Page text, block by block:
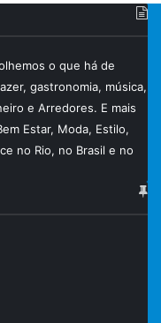
o que há de
gastronomia, música,
e Arredores. E mais
Estar, Moda, Estilo,
no Rio, no Brasil e no